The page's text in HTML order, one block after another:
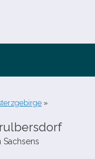
»
Sachsens